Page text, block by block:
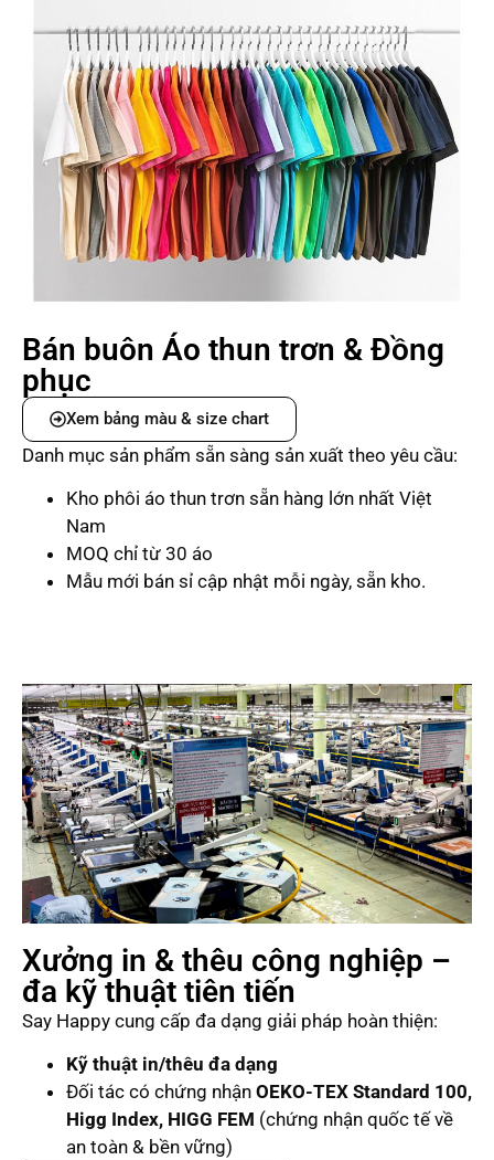
Bán buôn Áo thun trơn & Đồng
phục
Xem bảng màu & size chart
Danh mục sản phẩm sẵn sàng sản xuất theo yêu cầu:
Kho phôi áo thun trơn sẵn hàng lớn nhất Việt
Nam
MOQ chỉ từ 30 áo
Mẫu mới bán sỉ cập nhật mỗi ngày, sẵn kho.
Xưởng in & thêu công nghiệp –
đa kỹ thuật tiên tiến
Say Happy cung cấp đa dạng giải pháp hoàn thiện:
Kỹ thuật in/thêu đa dạng
Đối tác có chứng nhận OEKO-TEX Standard 100,
Higg Index, HIGG FEM (chứng nhận quốc tế về
an toàn & bền vững)